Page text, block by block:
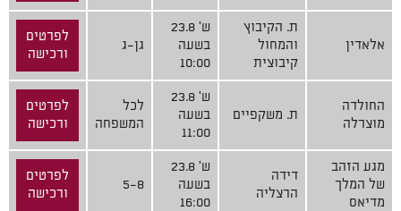
אלאדין
ת. הקיבוץ
והמחול
קיבוצית
ש' 23.8
בשעה
10:00
גן-ג
לפרטים
ורכישה
החולדה
מוצרלה
ת. משקפיים
ש' 23.8
בשעה
11:00
לכל
המשפחה
לפרטים
ורכישה
מגע הזהב
של המלך
מדיאס
דידה
הרצליה
ש' 23.8
בשעה
16:00
5-8
לפרטים
ורכישה